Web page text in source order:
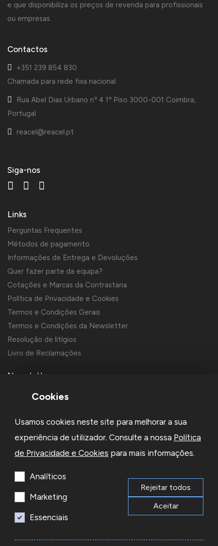
e que disponibiliza os preços de revenda para profissionais
ou empresas.
Contactos
+351 239 854 830
Chamada para rede fixa nacional
Rua Abel Dias Urbano nº 4 1º Piso 3000-001 Coimbra,
Portugal
reacel@reacel.pt
Siga-nos
Links
Perguntas Frequentes
Métodos de pagamento
Informações de Entrega e Devoluções
Quer fazer parte da equipa?
Cotações e Marcas da Contrastaria
Política de Privacidade e Cookies
Termos e Condições Gerais
Termos e Condições da Newsletter
Resolução de litígios
Livro de Reclamações
Newsletter
Li e aceito aPolítica de Privacidadee os Termos e Condições
Subscrever
© 2026 Reacel Todos os direitos reservados.
Cookies
Usamos cookies neste site para melhorar a sua
experiência de utilizador. Consulte a nossa Política
de Privacidade e Cookies para mais informações.
Analíticos
Marketing
Essenciais
Rejeitar todos
Aceitar